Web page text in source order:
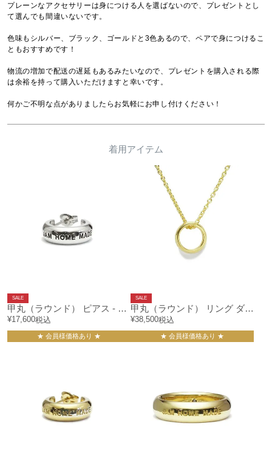
プレーンなアクセサリーは身につける人を選ばないので、プレゼントとし
て選んでも間違いないです。
色味もシルバー、ブラック、ゴールドと3色あるので、ペアで身につけるこ
ともおすすめです！
物流の増加で配送の遅延もあるみたいなので、プレゼントを購入される際
は余裕を持って購入いただけますと幸いです。
何かご不明な点がありましたらお気軽にお申し付けください！
着用アイテム
甲丸（ラウンド） ピアス - シルバー/片耳
SALE
¥17,600税込
★ 会員様価格あり ★
甲丸（ラウンド） リング ダイヤモンド ネックレス ゴールド
SALE
¥38,500税込
★ 会員様価格あり ★